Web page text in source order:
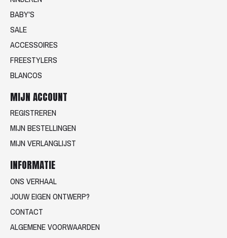
BABY'S
SALE
ACCESSOIRES
FREESTYLERS
BLANCOS
MIJN ACCOUNT
REGISTREREN
MIJN BESTELLINGEN
MIJN VERLANGLIJST
INFORMATIE
ONS VERHAAL
JOUW EIGEN ONTWERP?
CONTACT
ALGEMENE VOORWAARDEN